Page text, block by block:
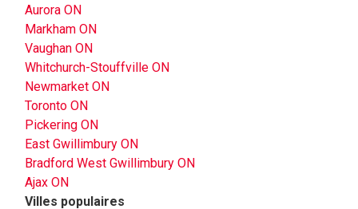
Aurora ON
Markham ON
Vaughan ON
Whitchurch-Stouffville ON
Newmarket ON
Toronto ON
Pickering ON
East Gwillimbury ON
Bradford West Gwillimbury ON
Ajax ON
Villes populaires